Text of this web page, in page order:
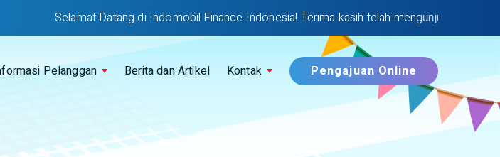
Selamat Datang di Indomobil Finance Indonesia! Terima kasih telah mengunjungi website
Pelanggan Berita dan Artikel Kontak Pengajuan Online